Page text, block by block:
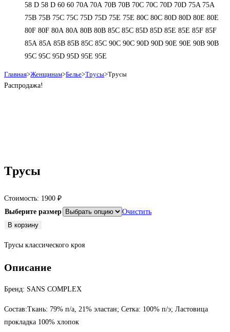
58 D 58 D 60 60 70A 70A 70B 70B 70C 70C 70D 70D 75A 75A
75B 75B 75C 75C 75D 75D 75E 75E 80C 80C 80D 80D 80E 80E
80F 80F 80А 80А 80В 80В 85C 85C 85D 85D 85E 85E 85F 85F
85А 85А 85В 85В 85С 85С 90C 90C 90D 90D 90E 90E 90В 90В
95C 95C 95D 95D 95E 95E
Главная>Женщинам>Белье>Трусы>Трусы
Распродажа!
Трусы
Стоимость: 1900 ₽
Выберите размер
Очистить
Количество
Трусы
В корзину
Трусы классического кроя
Описание
Бренд: SANS COMPLEX
Состав:Ткань: 79% п/а, 21% эластан; Сетка: 100% п/э; Ластовица
прокладка 100% хлопок